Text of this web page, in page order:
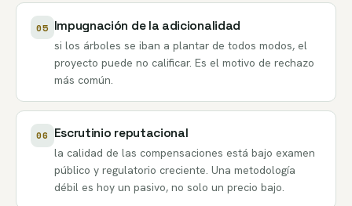
05 Impugnación de la adicionalidad
si los árboles se iban a plantar de todos modos, el
proyecto puede no calificar. Es el motivo de rechazo
más común.
06 Escrutinio reputacional
la calidad de las compensaciones está bajo examen
público y regulatorio creciente. Una metodología
débil es hoy un pasivo, no solo un precio bajo.